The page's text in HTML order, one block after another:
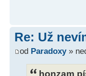
Re: Už
od Paradoxy»
honzam